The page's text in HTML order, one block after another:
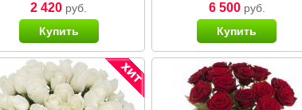
2 420 руб.
Купить
6 500руб.
Купить